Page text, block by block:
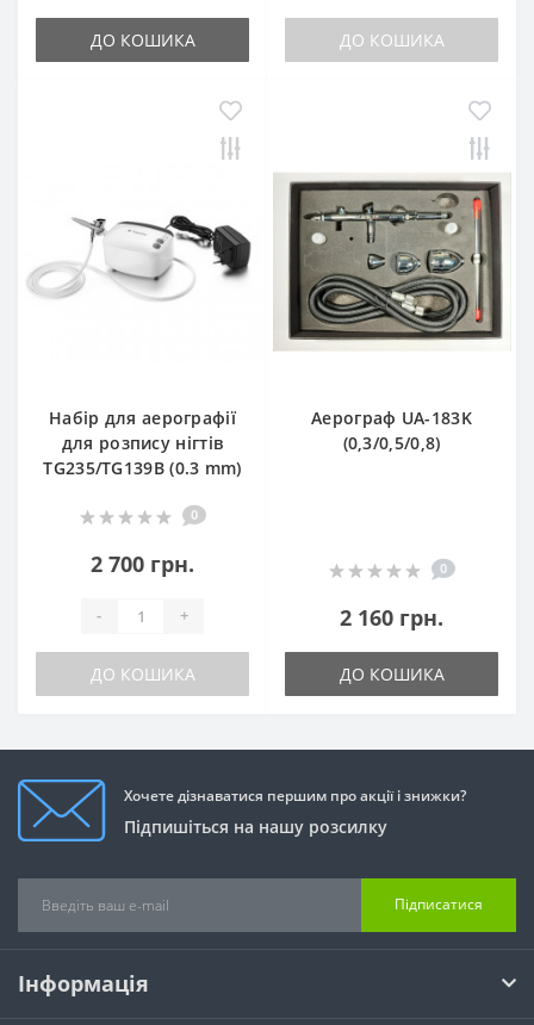
ДО КОШИКА ДО КОШИКА
Набір для аерографії
для розпису нігтів
TG235/TG139B (0.3 mm)
0
2 700 грн.
- +
ДО КОШИКА
Аерограф UA-183K
(0,3/0,5/0,8)
0
2 160 грн.
ДО КОШИКА
Хочете дізнаватися першим про акції і знижки?
Підпишіться на нашу розсилку
Підписатися
Інформація